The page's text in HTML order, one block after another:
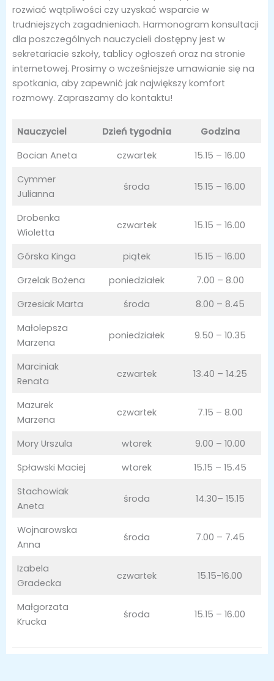
rozwiać wątpliwości czy uzyskać wsparcie w
trudniejszych zagadnieniach. Harmonogram konsultacji
dla poszczególnych nauczycieli dostępny jest w
sekretariacie szkoły, tablicy ogłoszeń oraz na stronie
internetowej. Prosimy o wcześniejsze umawianie się na
spotkania, aby zapewnić jak największy komfort
rozmowy. Zapraszamy do kontaktu!
Nauczyciel Dzień tygodnia
Godzina
Bocian Aneta
czwartek
15.15 – 16.00
Cymmer
Julianna
środa 15.15 – 16.00
Drobenka
Wioletta
czwartek 15.15 – 16.00
Górska Kinga piątek
15.15 – 16.00
Grzelak Bożena
poniedziałek
7.00 – 8.00
Grzesiak Marta
środa
8.00 – 8.45
Małolepsza
Marzena
poniedziałek 9.50 – 10.35
Marciniak
Renata
czwartek 13.40 – 14.25
Mazurek
Marzena
czwartek 7.15 – 8.00
Mory Urszula wtorek
9.00 – 10.00
Spławski Maciej
wtorek
15.15 – 15.45
Stachowiak
Aneta
środa 14.30– 15.15
Wojnarowska
Anna
środa 7.00 – 7.45
Izabela
Gradecka
czwartek 15.15-16.00
Małgorzata
Krucka
środa 15.15 – 16.00